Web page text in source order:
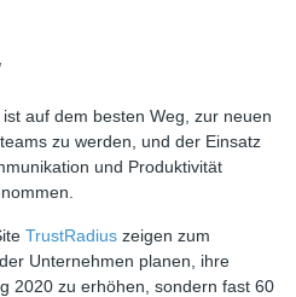
auf dem besten Weg, zur neuen
zu werden, und der Einsatz
und Produktivität
TrustRadius zeigen zum
Unternehmen planen, ihre
2020 zu erhöhen, sondern fast 60